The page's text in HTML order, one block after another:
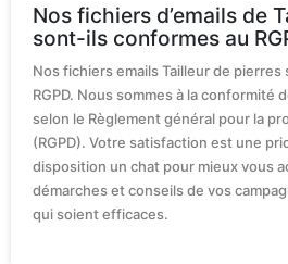
Nos fichiers d’emails de
sont-ils conformes au
Nos fichiers emails Tailleur de
RGPD. Nous sommes à la conformité
selon le Règlement général pour la
(RGPD). Votre satisfaction est une
disposition un chat pour mieux vous
démarches et conseils de vos
qui soient efficaces.